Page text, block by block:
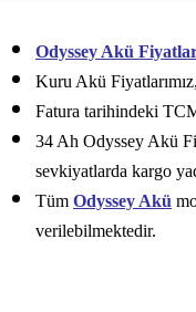
Odyssey Akü
Kuru Akü
Fatura tarihindeki
34 Ah Odyssey Akü
sevkiyatlarda kargo
Tüm Odyssey Akü
verilebilmektedir.